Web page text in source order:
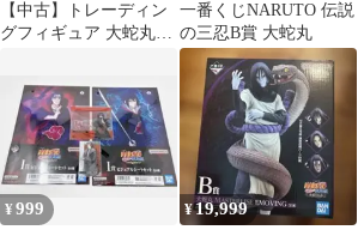
【中古】トレーディン
グフィギュア 大蛇丸
風伝 Vol.4」
一番くじNARUTO 伝説
の三忍B賞 大蛇丸
¥999 ¥19,999